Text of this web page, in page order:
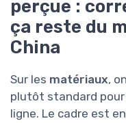
perçue :
ça reste du
China
Sur les matériaux,
plutôt standard pour
ligne. Le cadre est en